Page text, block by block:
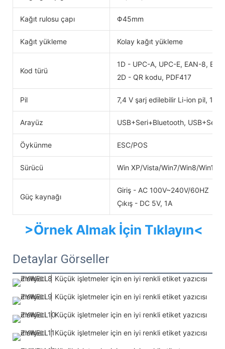
Kağıt rulosu çapı Φ45mm
Kağıt yükleme Kolay kağıt yükleme
Kod türü
1D - UPC-A, UPC-E, EAN-8,
2D - QR kodu, PDF417
Pil 7,4 V şarj edilebilir Li-ion pil,
Arayüz USB+Seri+Bluetooth,
Öykünme ESC/POS
Sürücü Win XP/Vista/Win7/Win8/Win10/
Güç kaynağı
Giriş - AC 100V~240V/60HZ
Çıkış - DC 5V, 1A
>Örnek Almak İçin Tıklayın<
Detaylar Görseller